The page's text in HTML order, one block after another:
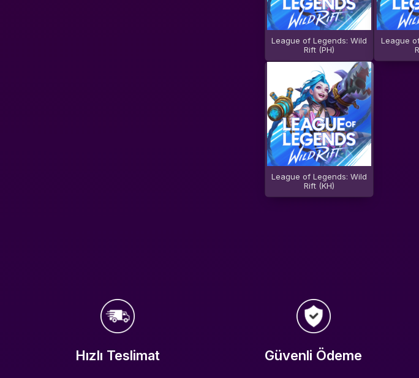
League of Legends: Wild
Rift (PH)
League
League of Legends: Wild
Rift (KH)
Hızlı Teslimat Güvenli Ödeme